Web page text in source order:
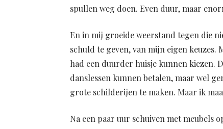
spullen weg doen. Even duur, maar
En in mij groeide weerstand tegen die
schuld te geven, van mijn eigen keuzes.
had een duurder huisje kunnen kiezen.
danslessen kunnen betalen, maar wel
grote schilderijen te maken. Maar ik
Na een paar uur schuiven met meubels